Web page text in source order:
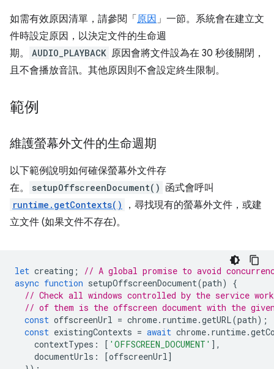
如需有效原因清單，請參閱「 原因 」一節。系統會在建立文
件時設定原因，以決定文件的生命週
期。
AUDIO_PLAYBACK 原因會將文件設為在 30 秒後關閉，
且不會播放音訊。其他原因則不會設定終生限制。
範例
維護螢幕外文件的生命週期
以下範例說明如何確保螢幕外文件存
在。
setupOffscreenDocument() 函式會呼叫
runtime.getContexts()
，尋找現有的螢幕外文件，或建
立文件 (如果文件不存在)。
let creating ;
// A global promise to avoid
async function setupOffscreenDocument(path)
{
// Check all windows controlled by the service
// of them is the offscreen document with the
const offscreenUrl = chrome. runtime.getURL(path);
const existingContexts = await chrome. runtime.
contextTypes : [ 'OFFSCREEN_DOCUMENT' ],
documentUrls : [offscreenUrl]